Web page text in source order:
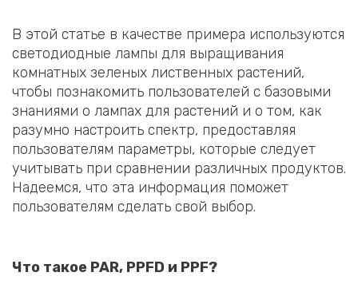
В этой статье в качестве примера используются
светодиодные лампы для выращивания
комнатных зеленых лиственных растений,
чтобы познакомить пользователей с базовыми
знаниями о лампах для растений и о том, как
разумно настроить спектр, предоставляя
пользователям параметры, которые следует
учитывать при сравнении различных продуктов.
Надеемся, что эта информация поможет
пользователям сделать свой выбор.
Что такое PAR, PPFD и PPF?